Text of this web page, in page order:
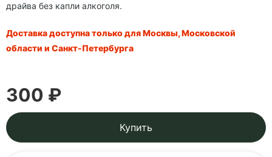
драйва без капли алкоголя.
Доставка доступна только для Москвы, Московской
области и Санкт-Петербурга
300 ₽
Купить